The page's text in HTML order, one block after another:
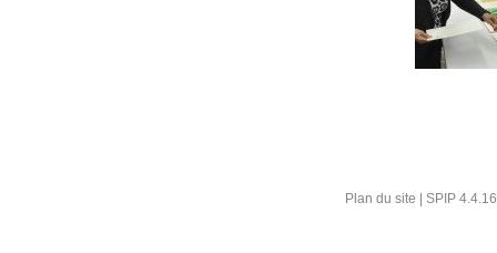
Plan du site SPIP 4.4.16